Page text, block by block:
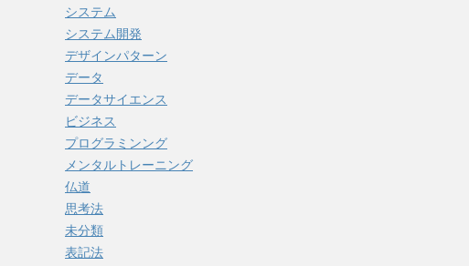
システム
システム開発
デザインパターン
データ
データサイエンス
ビジネス
プログラミンング
メンタルトレーニング
仏道
思考法
未分類
表記法